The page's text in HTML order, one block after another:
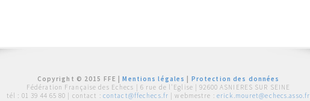
Copyright © 2015 FFE |Mentions légales
Protection des données
Fédération Française des Echecs | 6 rue de l'Eglise | 92600 ASNIERES SUR SEINE
tél : 01 39 44 65 80 | contact : contact@ffechecs.fr | webmestre : erick.mouret@echecs.asso.fr